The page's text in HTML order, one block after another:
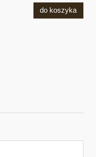
do koszyka